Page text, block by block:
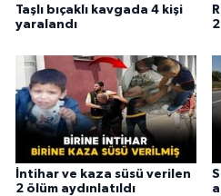
Taşlı bıçaklı kavgada 4 kişi
yaralandı
İntihar ve kaza süsü verilen
2 ölüm aydınlatıldı